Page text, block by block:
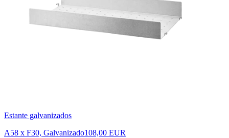
Estante galvanizados
A58 x F30, Galvanizado108,00 EUR